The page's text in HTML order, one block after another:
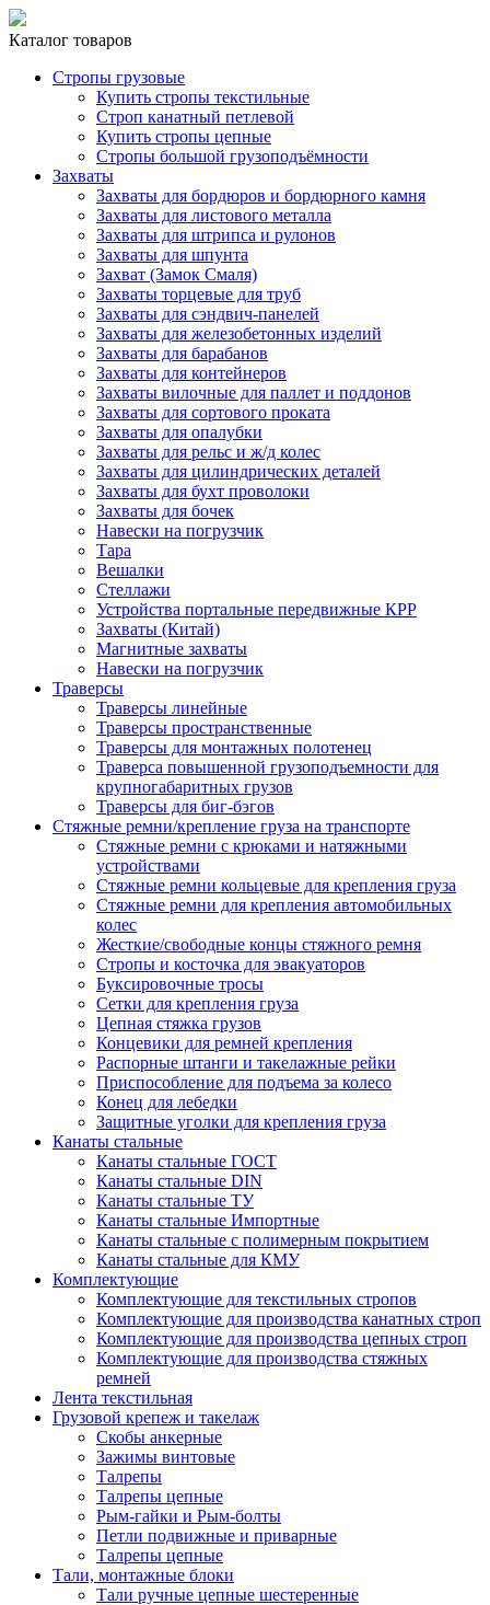
Каталог товаров
Стропы грузовые
Купить стропы текстильные
Строп канатный петлевой
Купить стропы цепные
Стропы большой грузоподъёмности
Захваты
Захваты для бордюров и бордюрного камня
Захваты для листового металла
Захваты для штрипса и рулонов
Захваты для шпунта
Захват (Замок Смаля)
Захваты торцевые для труб
Захваты для сэндвич-панелей
Захваты для железобетонных изделий
Захваты для барабанов
Захваты для контейнеров
Захваты вилочные для паллет и поддонов
Захваты для сортового проката
Захваты для опалубки
Захваты для рельс и ж/д колес
Захваты для цилиндрических деталей
Захваты для бухт проволоки
Захваты для бочек
Навески на погрузчик
Тара
Вешалки
Стеллажи
Устройства портальные передвижные КРР
Захваты (Китай)
Магнитные захваты
Навески на погрузчик
Траверсы
Траверсы линейные
Траверсы пространственные
Траверсы для монтажных полотенец
Траверса повышенной грузоподъемности для
крупногабаритных грузов
Траверсы для биг-бэгов
Стяжные ремни/крепление груза на транспорте
Стяжные ремни с крюками и натяжными
устройствами
Стяжные ремни кольцевые для крепления груза
Стяжные ремни для крепления автомобильных
колес
Жесткие/свободные концы стяжного ремня
Стропы и косточка для эвакуаторов
Буксировочные тросы
Сетки для крепления груза
Цепная стяжка грузов
Концевики для ремней крепления
Распорные штанги и такелажные рейки
Приспособление для подъема за колесо
Конец для лебедки
Защитные уголки для крепления груза
Канаты стальные
Канаты стальные ГОСТ
Канаты стальные DIN
Канаты стальные ТУ
Канаты стальные Импортные
Канаты стальные с полимерным покрытием
Канаты стальные для КМУ
Комплектующие
Комплектующие для текстильных стропов
Комплектующие для производства канатных строп
Комплектующие для производства цепных строп
Комплектующие для производства стяжных
ремней
Лента текстильная
Грузовой крепеж и такелаж
Скобы анкерные
Зажимы винтовые
Талрепы
Талрепы цепные
Рым-гайки и Рым-болты
Петли подвижные и приварные
Талрепы цепные
Тали, монтажные блоки
Тали ручные цепные шестеренные